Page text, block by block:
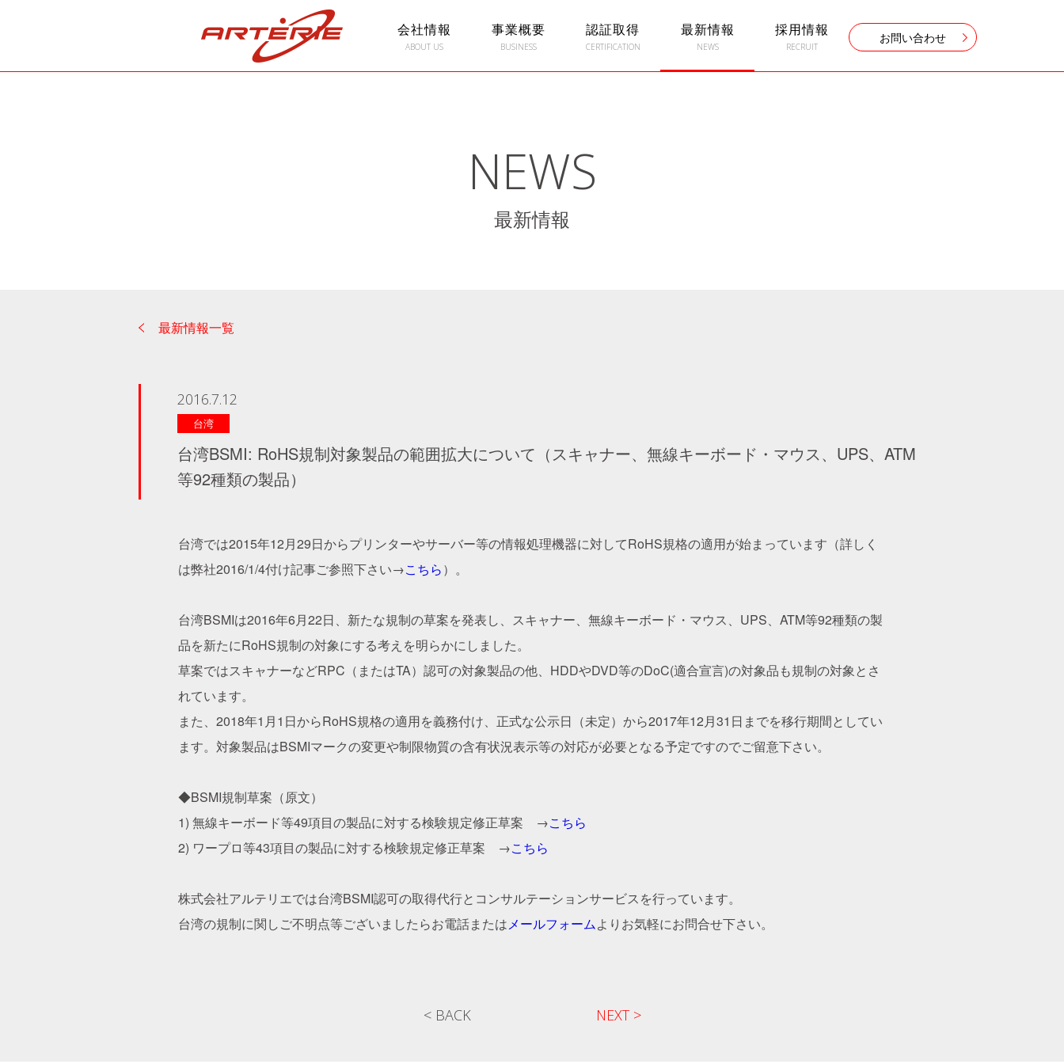
会社情報
ABOUT US
事業概要
BUSINESS
認証取得
CERTIFICATION
最新情報
NEWS
採用情報
RECRUIT
お問い合わせ
NEWS
最新情報
最新情報一覧
2016.7.12
台湾
台湾BSMI: RoHS規制対象製品の範囲拡大について（スキャナー、無線キーボード・マウス、UPS、ATM
等92種類の製品）
台湾では2015年12月29日からプリンターやサーバー等の情報処理機器に対してRoHS規格の適用が始まっています（詳しく
は弊社2016/1/4付け記事ご参照下さい→こちら）。
台湾BSMIは2016年6月22日、新たな規制の草案を発表し、スキャナー、無線キーボード・マウス、UPS、ATM等92種類の製
品を新たにRoHS規制の対象にする考えを明らかにしました。
草案ではスキャナーなどRPC（またはTA）認可の対象製品の他、HDDやDVD等のDoC(適合宣言)の対象品も規制の対象とさ
れています。
また、2018年1月1日からRoHS規格の適用を義務付け、正式な公示日（未定）から2017年12月31日までを移行期間としてい
ます。対象製品はBSMIマークの変更や制限物質の含有状況表示等の対応が必要となる予定ですのでご留意下さい。
◆BSMI規制草案（原文）
1) 無線キーボード等49項目の製品に対する検験規定修正草案 →こちら
2) ワープロ等43項目の製品に対する検験規定修正草案 →こちら
株式会社アルテリエでは台湾BSMI認可の取得代行とコンサルテーションサービスを行っています。
台湾の規制に関しご不明点等ございましたらお電話またはメールフォームよりお気軽にお問合せ下さい。
< BACK NEXT >